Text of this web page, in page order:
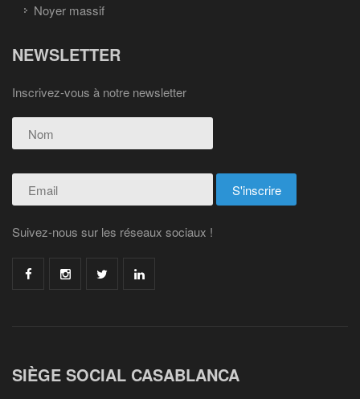
Noyer massif
NEWSLETTER
Inscrivez-vous à notre newsletter
Suivez-nous sur les réseaux sociaux !
SIÈGE SOCIAL CASABLANCA